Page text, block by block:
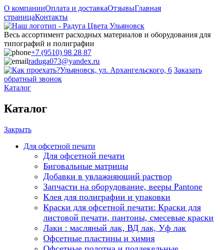
О компанииОплата и доставкаОтзывыГлавная
страницаКонтакты
Весь ассортимент расходных материалов и оборудования для
типографий и полиграфии
+7 (9510) 98 28 87
raduga073@yandex.ru
Ульяновск, ул. Архангельского, 6 Заказать
обратный звонок
Каталог
Каталог
Закрыть
Для офсетной печати
Для офсетной печати
Биговальные матрицы
Добавки в увлажняющий раствор
Запчасти на оборудование, вееры Pantone
Клея для полиграфии и упаковки
Краски для офсетной печати: Краски для
листовой печати, пантоны, смесевые краски
Лаки : масляный лак, ВД лак, Уф лак
Офсетные пластины и химия